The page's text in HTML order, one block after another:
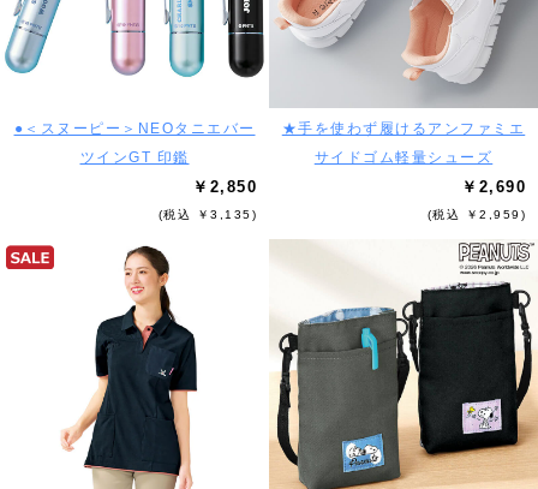
●＜スヌーピー＞NEOタニエバー
ツインGT 印鑑
￥2,850
(税込 ￥3,135)
★手を使わず履けるアンファミエ
サイドゴム軽量シューズ
￥2,690
(税込 ￥2,959)